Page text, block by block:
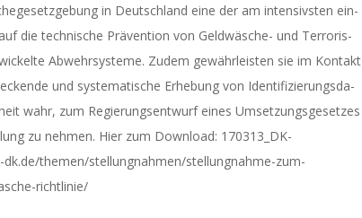
in Deutsch­land eine der am in­ten­sivs­ten ein­
die tech­ni­sche Prä­ven­ti­on von Geld­wä­sche- und Ter­ro­ris­
Ab­wehr­sys­te­me. Zudem ge­währ­leis­ten sie im Kon­takt
und sys­te­ma­ti­sche Er­he­bung von Iden­ti­fi­zie­rungs­da­
wahr, zum Re­gie­rungs­ent­wurf eines Um­set­zungs­ge­set­zes
zu neh­men. Hier zum Download: 170313_DK-
dk.de/themen/stellungnahmen/stellungnahme-zum-
richtlinie/